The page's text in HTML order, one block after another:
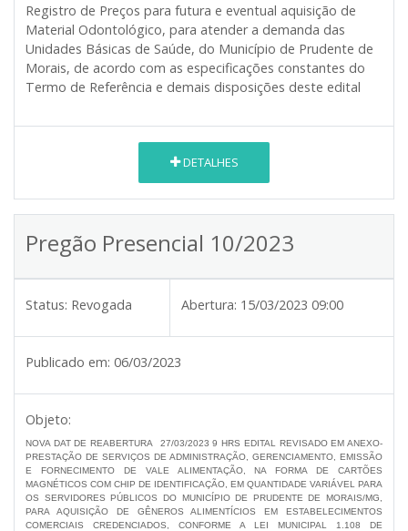
Registro de Preços para futura e eventual aquisição de
Material Odontológico, para atender a demanda das
Unidades Básicas de Saúde, do Município de Prudente de
Morais, de acordo com as especificações constantes do
Termo de Referência e demais disposições deste edital
DETALHES
Pregão Presencial 10/2023
Status: Revogada Abertura: 15/03/2023 09:00
Publicado em: 06/03/2023
Objeto:
NOVA DAT DE REABERTURA 27/03/2023 9 HRS EDITAL REVISADO EM ANEXO-
PRESTAÇÃO DE SERVIÇOS DE ADMINISTRAÇÃO, GERENCIAMENTO, EMISSÃO
E FORNECIMENTO DE VALE ALIMENTAÇÃO, NA FORMA DE CARTÕES
MAGNÉTICOS COM CHIP DE IDENTIFICAÇÃO, EM QUANTIDADE VARIÁVEL PARA
OS SERVIDORES PÚBLICOS DO MUNICÍPIO DE PRUDENTE DE MORAIS/MG,
PARA AQUISIÇÃO DE GÊNEROS ALIMENTÍCIOS EM ESTABELECIMENTOS
COMERCIAIS CREDENCIADOS, CONFORME A LEI MUNICIPAL 1.108 DE